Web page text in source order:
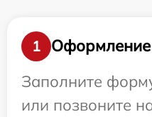
1
Оформление
Заполните
или позвоните